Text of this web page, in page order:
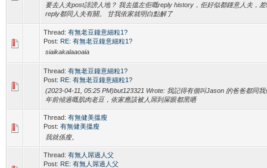
要去人夫post誹謗人地？ 我去搵左佢嘅reply history，佢好似都鍾意人夫，
reply都同人夫有關。 甘我依家就明白點解了
Thread: 有無老豆鐘意細粒1?
Post: RE: 有無老豆鐘意細粒1?
siaikakalaaoaia
Thread: 有無老豆鐘意細粒1?
Post: RE: 有無老豆鐘意細粒1?
(2023-04-11, 05:25 PM)but123321 Wrote: 我記得有個叫Jason 的爸爸都同我
年前傾過嘅肌肉老豆，依家應該被人屌到屎眼都黑哂
Thread: 有無健美搵瘦
Post: 有無健美搵瘦
我就係瘦。
Thread: 有無人屌過人父
Post: RE: 有無人屌過人父